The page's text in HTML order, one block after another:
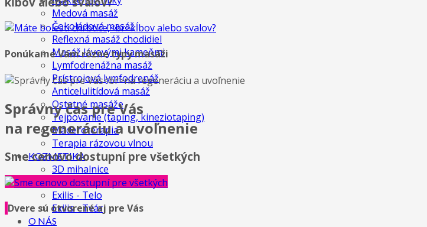
Medová masáž
Čokoládová masáž
Reflexná masáž chodidiel
Masáž lávovými kameňmi
Lymfodrenážna masáž
Prístrojová lymfodrenáž
Anticelulitídová masáž
Ostatné masáže
Tejpovanie (taping, kineziotaping)
Maderoterapia
Terapia rázovou vlnou
KOZMETIKA
3D mihalnice
IPL procedúry
Exilis - Telo
Exilis - Tvár
O NÁS
Ponúkame Vám rôzne typy masáži
Správny čas pre Vás
na regeneráciu a uvoľnenie
Sme cenovo dostupní pre všetkých
Dvere sú otvorené aj pre Vás